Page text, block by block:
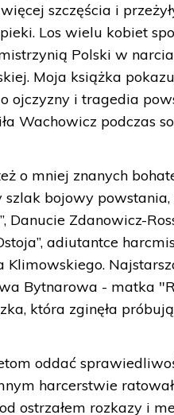
szczęścia i
Los wielu kobiet
Polski w
Moja książka
ojczyzny i tragedia
Wachowicz podczas
o mniej znanych
szlak bojowy
Danucie Zdanowicz-
adiutantce
Klimowskiego.
Bytnarowa - matka
która zginęła
oddać
harcerstwie
ostrzałem rozkazy i